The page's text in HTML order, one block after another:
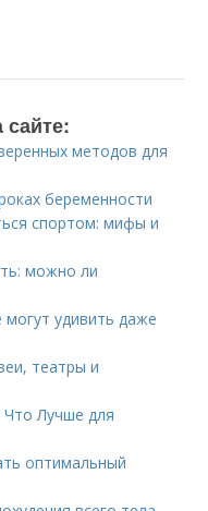
методов для
беременности
спортом: мифы и
можно ли
удивить даже
театры и
Что Лучше для
оптимальный